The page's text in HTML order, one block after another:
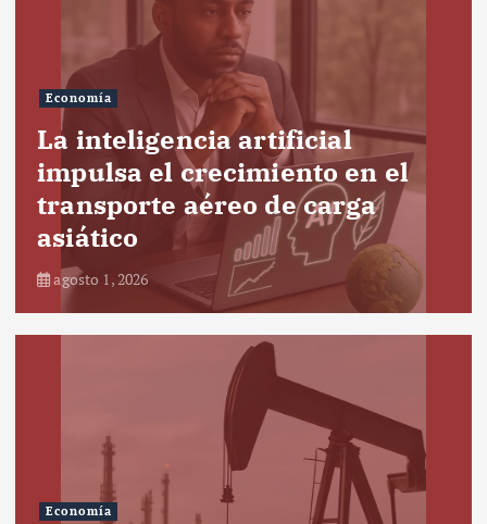
Economía
La inteligencia artificial
impulsa el crecimiento en el
transporte aéreo de carga
asiático
agosto 1, 2026
Economía